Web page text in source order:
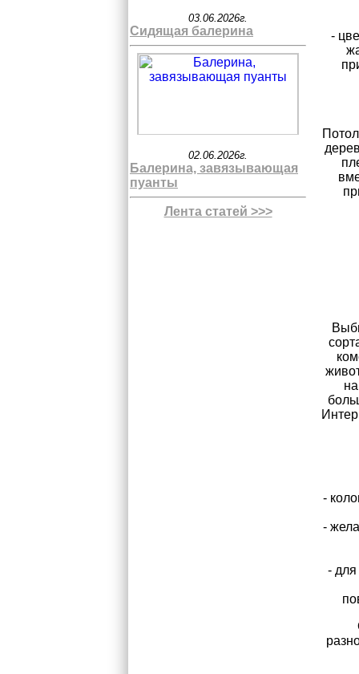
-
-
-
- для
03.06.2026г.
Сидящая балерина
02.06.2026г.
Балерина, завязывающая
пуанты
Лента статей >>>